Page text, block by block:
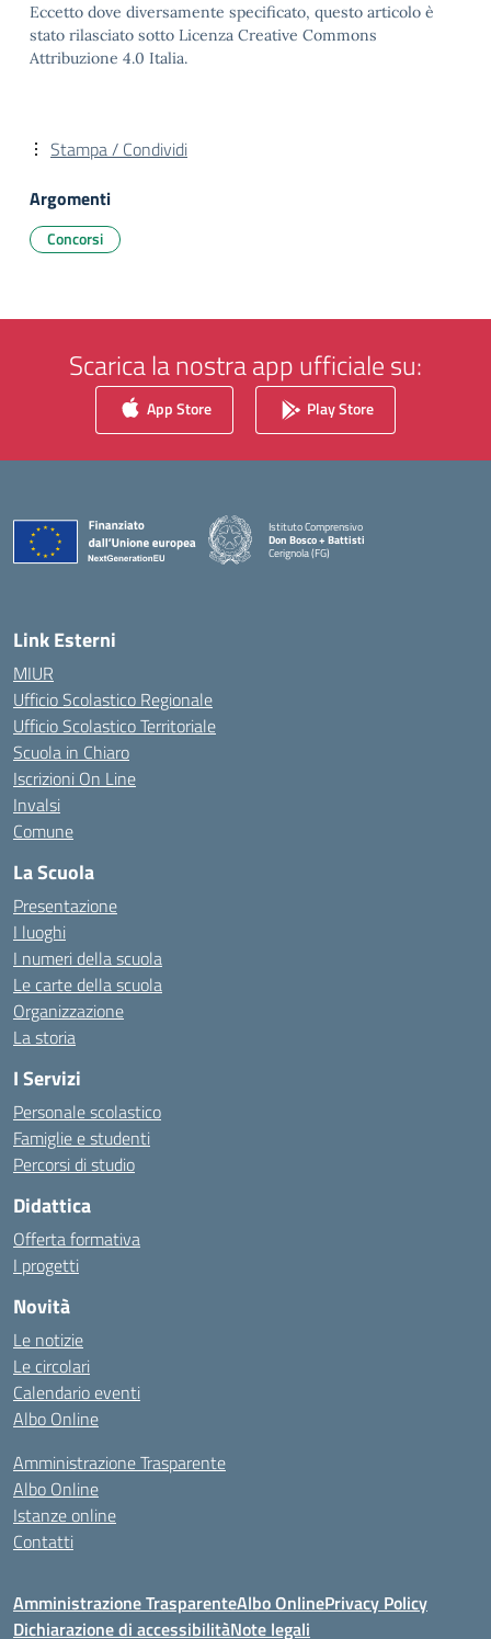
Eccetto dove diversamente specificato, questo articolo è
stato rilasciato sotto Licenza Creative Commons
Attribuzione 4.0 Italia.
Stampa / Condividi
Argomenti
Concorsi
Scarica la nostra app ufficiale su:
App Store Play Store
Istituto Comprensivo
Don Bosco + Battisti
Cerignola (FG)
— Visita la pagina iniziale della scuola
Link Esterni
MIUR
Ufficio Scolastico Regionale
Ufficio Scolastico Territoriale
Scuola in Chiaro
Iscrizioni On Line
Invalsi
Comune
La Scuola
Presentazione
I luoghi
I numeri della scuola
Le carte della scuola
Organizzazione
La storia
I Servizi
Personale scolastico
Famiglie e studenti
Percorsi di studio
Didattica
Offerta formativa
I progetti
Novità
Le notizie
Le circolari
Calendario eventi
Albo Online
Amministrazione Trasparente
Albo Online
Istanze online
Contatti
Amministrazione TrasparenteAlbo OnlinePrivacy Policy
Dichiarazione di accessibilitàNote legali